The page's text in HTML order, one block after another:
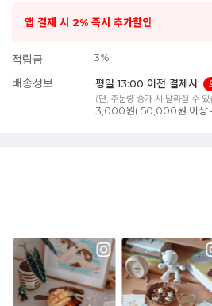
앱 결제 시 2% 즉시 추가할인
적립금 3%
배송정보 평일 13:00 이전 결제시
(단, 주문량 증가 시 달라질 수 있
3,000원( 50,000원 이상